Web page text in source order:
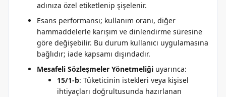
adınıza özel etiketlenip şişelenir.
Esans performansı; kullanım oranı, diğer
hammaddelerle karışım ve dinlendirme süresine
göre değişebilir. Bu durum kullanıcı uygulamasına
bağlıdır; iade kapsamı dışındadır.
Mesafeli Sözleşmeler Yönetmeliği uyarınca:
15/1-b: Tüketicinin istekleri veya kişisel
ihtiyaçları doğrultusunda hazırlanan